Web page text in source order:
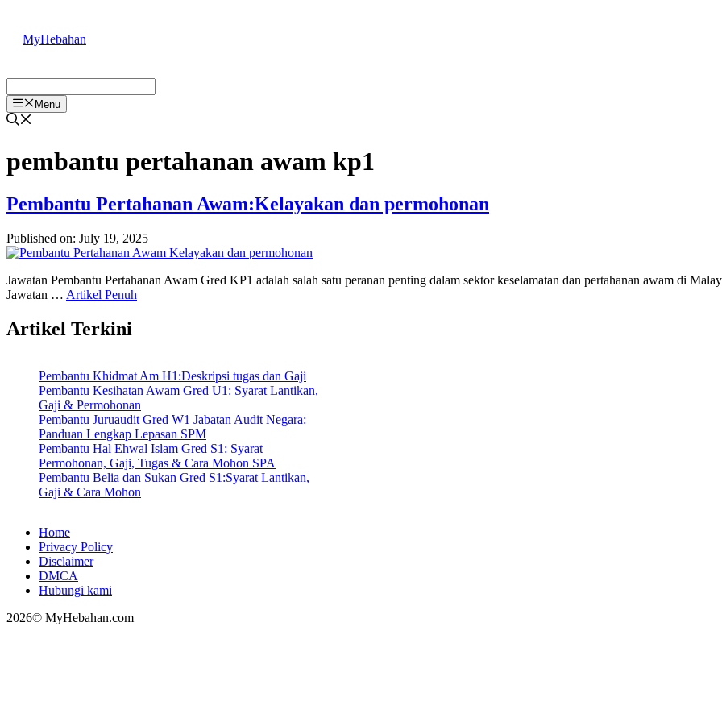
content
MyHebahan
Menu
pembantu pertahanan awam kp1
Pembantu Pertahanan Awam:Kelayakan dan permohonan
Published on: July 19, 2025
Jawatan Pembantu Pertahanan Awam Gred KP1 adalah salah satu peranan penting dalam sektor keselamatan dan pertahanan awam di
Jawatan … Artikel Penuh
Artikel Terkini
Pembantu Khidmat Am H1:Deskripsi tugas dan Gaji
Pembantu Kesihatan Awam Gred U1: Syarat Lantikan,
Gaji & Permohonan
Pembantu Juruaudit Gred W1 Jabatan Audit Negara:
Panduan Lengkap Lepasan SPM
Pembantu Hal Ehwal Islam Gred S1: Syarat
Permohonan, Gaji, Tugas & Cara Mohon SPA
Pembantu Belia dan Sukan Gred S1:Syarat Lantikan,
Gaji & Cara Mohon
Home
Privacy Policy
Disclaimer
DMCA
Hubungi kami
2026© MyHebahan.com